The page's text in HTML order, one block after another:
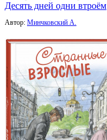
Десять дней одни втроём
Автор: Минчковский А.